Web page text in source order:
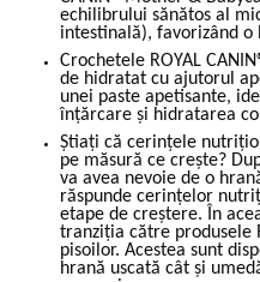
echilibrului sănătos al
intestinală), favorizând o
Crochetele ROYAL
de hidratat cu ajutorul
unei paste apetisante,
înțărcare și hidratarea
Știați că cerințele
pe măsură ce crește?
va avea nevoie de o
răspunde cerințelor
etape de creștere. În
tranziția către produsele
pisoilor. Acestea sunt
hrană uscată cât și